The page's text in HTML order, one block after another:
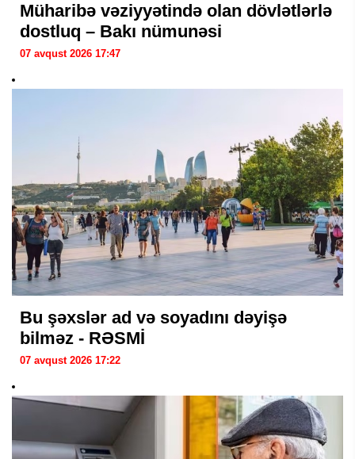
Müharibə vəziyyətində olan dövlətlərlə
dostluq – Bakı nümunəsi
07 avqust 2026 17:47
Bu şəxslər ad və soyadını dəyişə
bilməz - RƏSMİ
07 avqust 2026 17:22